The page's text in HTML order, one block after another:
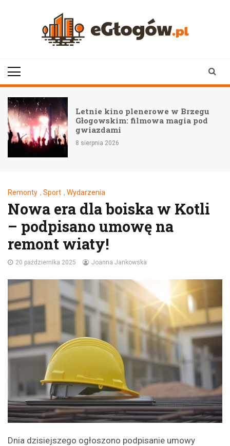
Letnie kino plenerowe w Brzegu
Głogowskim: filmowa magia pod
gwiazdami
8 sierpnia 2026
Remonty , Sport , Wydarzenia
Nowa era dla boiska w Kotli
– podpisano umowę na
remont wiaty!
20 października 2025 Joanna Jankowska
Dnia dzisiejszego ogłoszono podpisanie umowy